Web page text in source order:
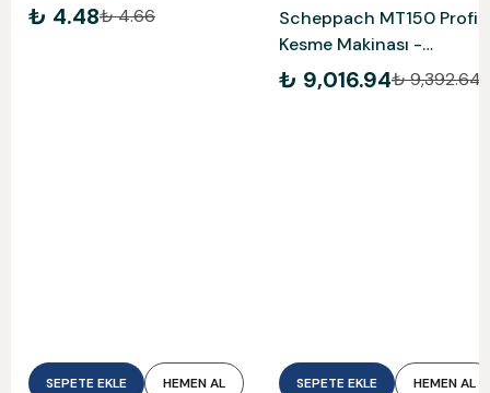
₺ 4.48₺ 4.66
SEPETE EKLE HEMEN AL
Scheppach MT150 Profil
Kesme Makinası -
5903703901
₺ 9,016.94₺ 9,392.64
SEPETE EKLE HEMEN AL